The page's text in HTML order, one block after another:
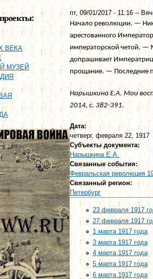
ВЕКА
МУЗЕЙ
пт, 09/01/2017 - 11:16 --
Начало революции. —
арестованного
императорской четой. —
допрашивает
прощание. — Последние
Нарышкина Е.А. Мои
2014, с. 382-391.
Дата:
четверг, февраля 22, 1917
Субъекты документа:
Нарышкина Е.А.
Связанные события:
Февральская революция
Связанный регион:
Петербург
23 февраля 1917
27 февраля 1917
1 марта 1917 года
3 марта 1917 года
4 марта 1917 года
5 марта 1917 года
6 марта 1917 года